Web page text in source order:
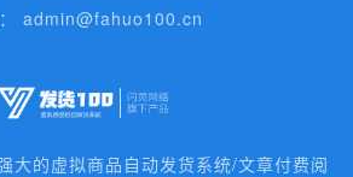
admin@fahuo100.cn
大的虚拟商品自动发货系统/文章付费阅